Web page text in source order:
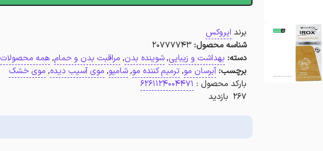
برند ایروکس
شناسه محصول:20777743
دسته: بهداشت و زیبایی, شوینده بدن, مراقبت بدن و حمام, همه محصولات
برچسب: آبرسان مو, ترمیم کننده مو, شامپو, موی آسیب دیده, موی خشک
بارکد محصول : 6261124004471
267 بازدید